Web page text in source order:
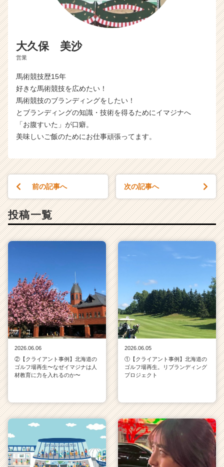
大久保 美沙
営業
馬術競技歴15年
好きな馬術競技を広めたい！
馬術競技のブランディングをしたい！
とブランディングの知識・技術を得るためにイマジナへ
「お腹すいた」が口癖。
美味しいご飯のためにお仕事頑張ってます。
前の記事へ 次の記事へ
投稿一覧
2026.06.06
②【クライアント事例】北海道の
ゴルフ場再生〜なぜイマジナは人
材教育に力を入れるのか〜
2026.06.05
①【クライアント事例】北海道の
ゴルフ場再生。リブランディング
プロジェクト